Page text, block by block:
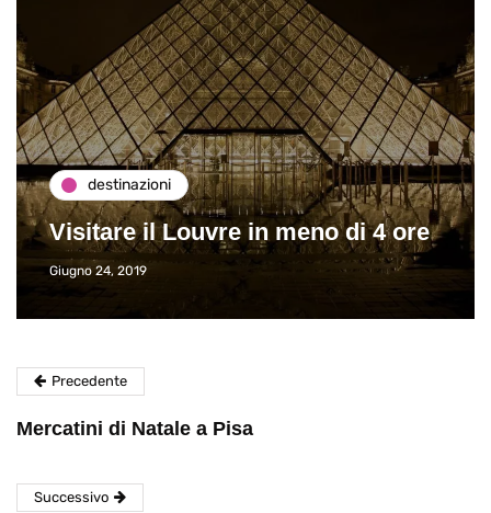
destinazioni
Visitare il Louvre in meno di 4 ore
Giugno 24, 2019
Precedente
Mercatini di Natale a Pisa
Successivo